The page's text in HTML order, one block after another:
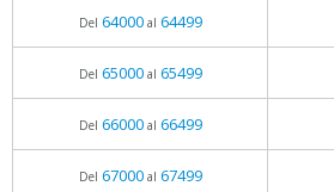
Del 64000al 64499
Del 65000al 65499
Del 66000al 66499
Del 67000al 67499